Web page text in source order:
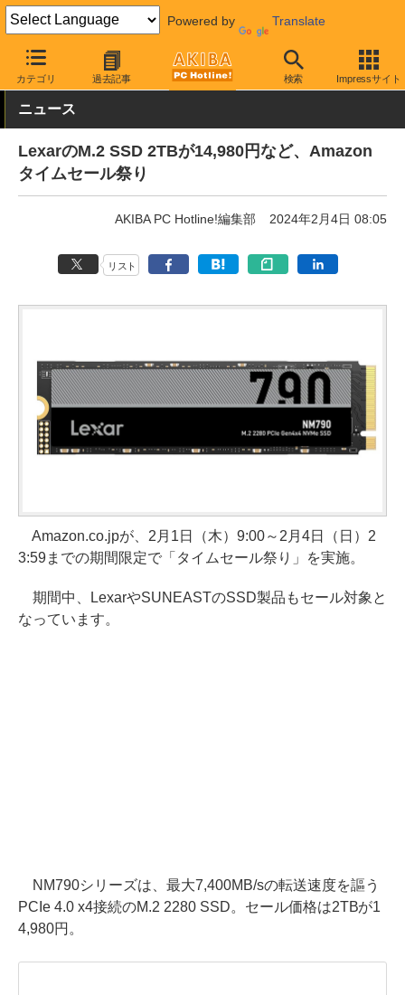
Powered by Translate
カテゴリ 過去記事 検索 Impressサイト
AKIBA PC Hotline! 秋葉原情報 価格情報 特価情報
ニュース
LexarのM.2 SSD 2TBが14,980円など、Amazon
タイムセール祭り
AKIBA PC Hotline!編集部 2024年2月4日 08:05
リスト
Amazon.co.jpが、2月1日（木）9:00～2月4日（日）2
3:59までの期間限定で「タイムセール祭り」を実施。
期間中、LexarやSUNEASTのSSD製品もセール対象と
なっています。
NM790シリーズは、最大7,400MB/sの転送速度を謳う
PCIe 4.0 x4接続のM.2 2280 SSD。セール価格は2TBが1
4,980円。